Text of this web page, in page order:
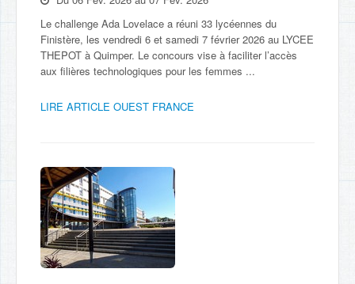
Le challenge Ada Lovelace a réuni 33 lycéennes du
Finistère, les vendredi 6 et samedi 7 février 2026 au LYCEE
THEPOT à Quimper. Le concours vise à faciliter l’accès
aux filières technologiques pour les femmes ...
LIRE ARTICLE OUEST FRANCE